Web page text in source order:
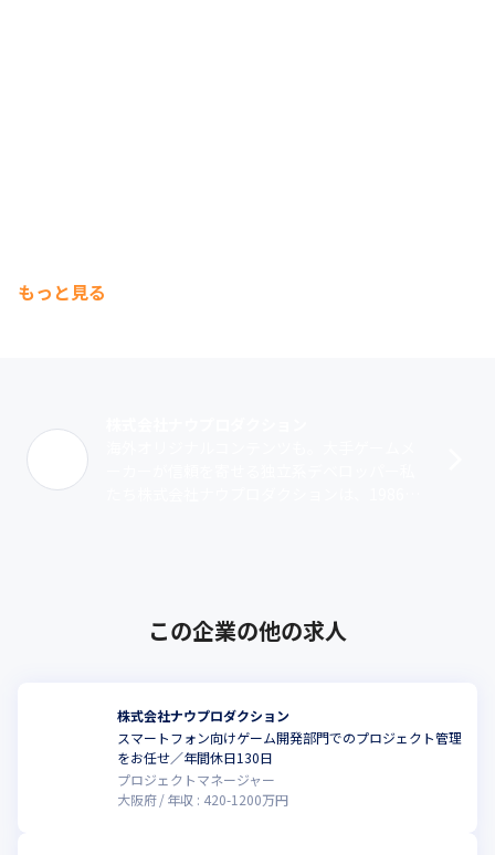
もっと見る
この企業の他の求人
株式会社ナウプロダクション
スマートフォン向けゲーム開発部門でのプロジェクト管理
をお任せ／年間休日130日
プロジェクトマネージャー
大阪府
年収 : 420-1200万円